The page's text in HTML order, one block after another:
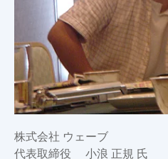
株式会社 ウェーブ
代表取締役 小浪 正規 氏